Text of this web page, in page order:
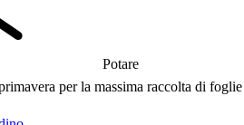
Potare
per la massima raccolta di foglie